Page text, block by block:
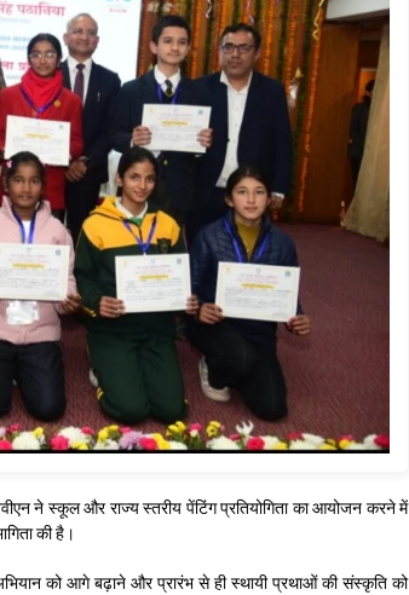
ने स्कूल और राज्य स्तरीय पेंटिंग प्रतियोगिता का आयोजन करने में
की है।
को आगे बढ़ाने और प्रारंभ से ही स्थायी प्रथाओं की संस्कृति को